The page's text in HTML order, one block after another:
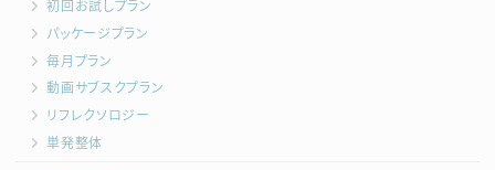
初回お試しプラン
パッケージプラン
毎月プラン
動画サブスクプラン
リフレクソロジー
単発整体